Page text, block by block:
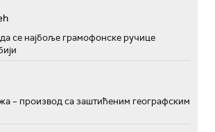
се најбоље грамофонске ручице
– производ са заштићеним географским